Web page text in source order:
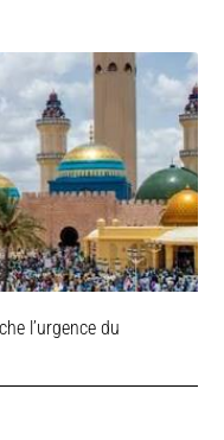
l’urgence du